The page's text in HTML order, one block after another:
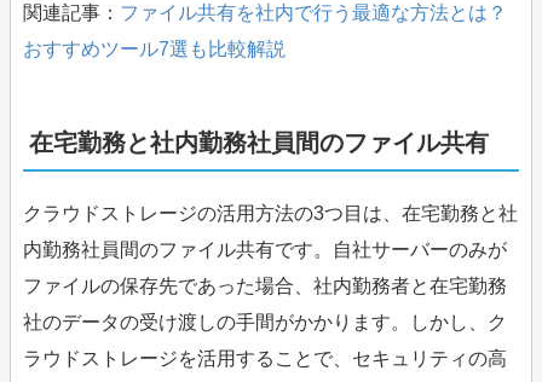
関連記事： ファイル共有を社内で行う最適な方法とは？
おすすめツール7選も比較解説
在宅勤務と社内勤務社員間のファイル共有
クラウドストレージの活用方法の3つ目は、在宅勤務と社
内勤務社員間のファイル共有です。自社サーバーのみが
ファイルの保存先であった場合、社内勤務者と在宅勤務
社のデータの受け渡しの手間がかかります。しかし、ク
ラウドストレージを活用することで、セキュリティの高